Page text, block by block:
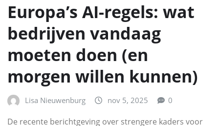
Europa’s AI-regels: wat
bedrijven vandaag
moeten doen (en
morgen willen kunnen)
Lisa Nieuwenburg nov 5, 2025 0
De recente berichtgeving over strengere kaders voor